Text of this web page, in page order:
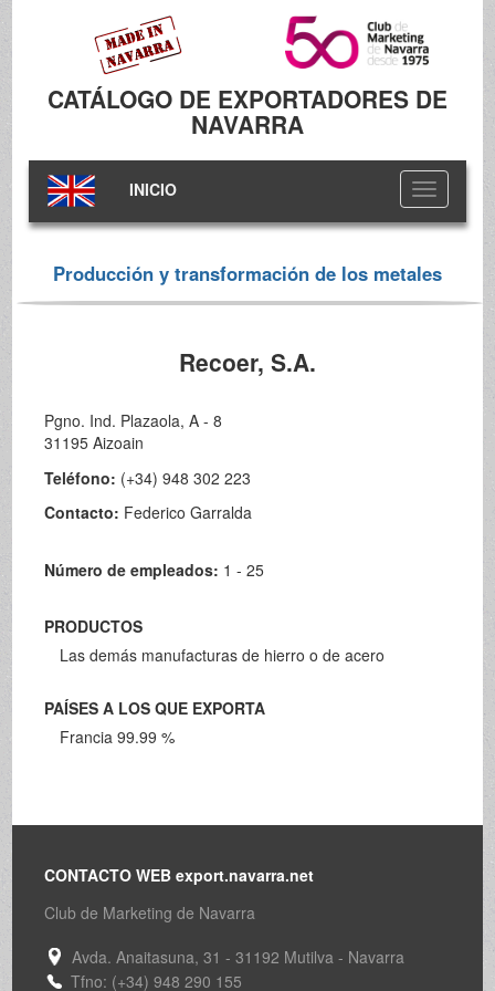
CATÁLOGO DE EXPORTADORES DE
NAVARRA
Toggle
navigation
INICIO
Producción y transformación de los metales
Recoer, S.A.
Pgno. Ind. Plazaola, A - 8
31195 Aizoain
Teléfono: (+34) 948 302 223
Contacto: Federico Garralda
Número de empleados: 1 - 25
PRODUCTOS
Las demás manufacturas de hierro o de acero
PAÍSES A LOS QUE EXPORTA
Francia 99.99 %
CONTACTO WEB export.navarra.net
Club de Marketing de Navarra
Avda. Anaitasuna, 31 - 31192 Mutilva - Navarra
Tfno: (+34) 948 290 155